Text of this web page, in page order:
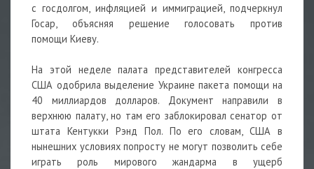
с госдолгом, инфляцией и иммиграцией, подчеркнул
Госар, объясняя решение голосовать против
помощи Киеву.
На этой неделе палата представителей конгресса
США одобрила выделение Украине пакета помощи на
40 миллиардов долларов. Документ направили в
верхнюю палату, но там его заблокировал сенатор от
штата Кентукки Рэнд Пол. По его словам, США в
нынешних условиях попросту не могут позволить себе
играть роль мирового жандарма в ущерб